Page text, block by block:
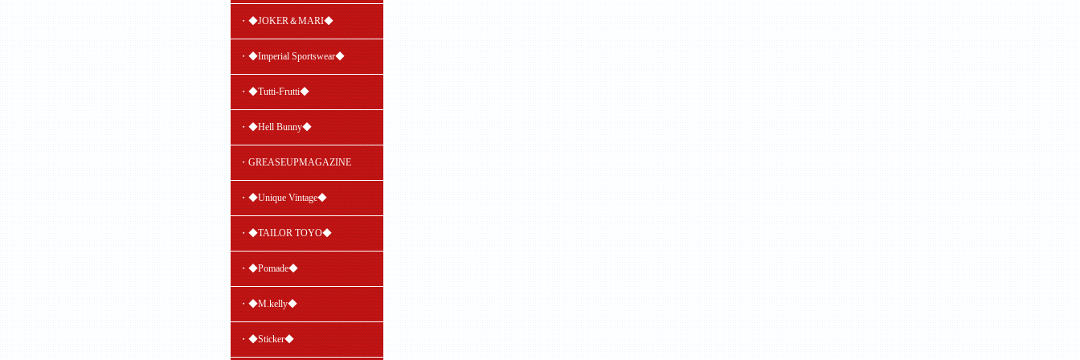
・◆JOKER＆MARI◆
・◆Imperial Sportswear◆
・◆Tutti-Frutti◆
・◆Hell Bunny◆
・GREASEUPMAGAZINE
・◆Unique Vintage◆
・◆TAILOR TOYO◆
・◆Pomade◆
・◆M.kelly◆
・◆Sticker◆